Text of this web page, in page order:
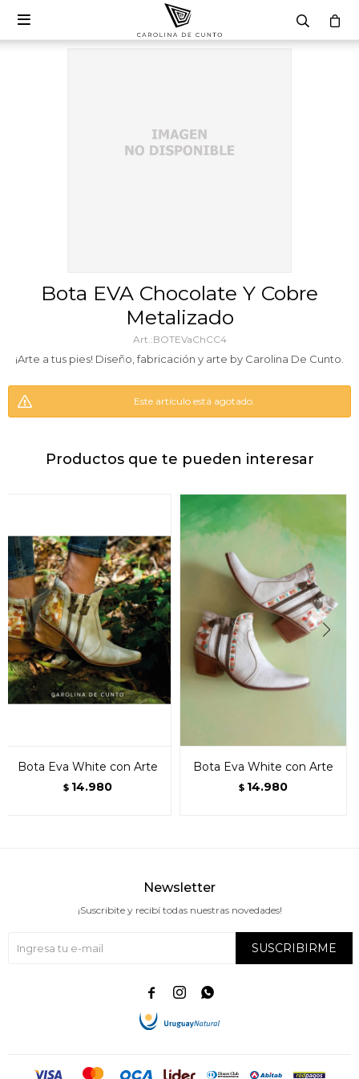

Bota EVA Chocolate Y Cobre
Metalizado
BOTEVaChCC4
¡Arte a tus pies! Diseño, fabricación y arte by Carolina De Cunto.
Este artículo está agotado.
Productos que te pueden interesar
Bota Eva White con Arte
$ 14.980
Bota Eva White con Arte
$ 14.980
Newsletter
¡Suscribite y recibí todas nuestras novedades!
SUSCRIBIRME
  